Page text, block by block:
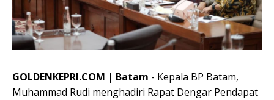
GOLDENKEPRI.COM | Batam - Kepala BP Batam,
Muhammad Rudi menghadiri Rapat Dengar Pendapat